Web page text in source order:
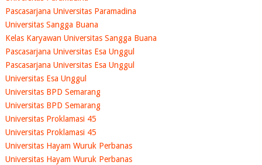
Pascasarjana Universitas Paramadina
Universitas Sangga Buana
Kelas Karyawan Universitas Sangga Buana
Pascasarjana Universitas Esa Unggul
Pascasarjana Universitas Esa Unggul
Universitas Esa Unggul
Universitas BPD Semarang
Universitas BPD Semarang
Universitas Proklamasi 45
Universitas Proklamasi 45
Universitas Hayam Wuruk Perbanas
Universitas Hayam Wuruk Perbanas